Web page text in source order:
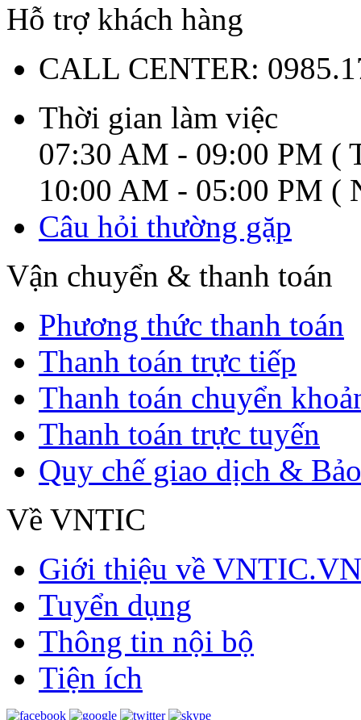
Hỗ trợ khách hàng
CALL CENTER:
Thời gian làm việc
07:30 AM - 09:00 PM (
10:00 AM - 05:00 PM (
Câu hỏi thường gặp
Vận chuyển & thanh toán
Phương thức thanh toán
Thanh toán trực tiếp
Thanh toán chuyển
Thanh toán trực tuyến
Quy chế giao dịch &
Về VNTIC
Giới thiệu về VNTIC.VN
Tuyển dụng
Thông tin nội bộ
Tiện ích